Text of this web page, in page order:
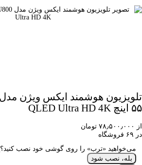
۵۵ اینچ QLED Ultra HD 4K
از ۷۸٫۵۰۰٫۰۰۰ تومان
در ۶۹ فروشگاه
می‌خواهید «ترب» را روی گوشی خود نصب کنید؟
بله، نصب شود